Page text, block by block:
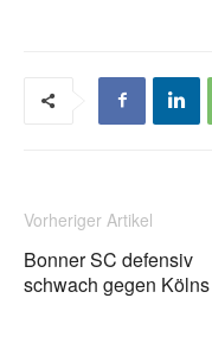
Vorheriger Artikel
Bonner SC defensiv
schwach gegen